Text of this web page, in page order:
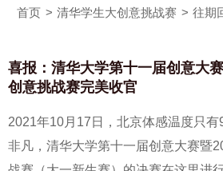
首页 清华学生大创意挑战赛 往期
喜报：清华大学第十一届创意大
创意挑战赛完美收官
2021年10月17日，北京体感温度只
非凡，清华大学第十一届创意大赛暨